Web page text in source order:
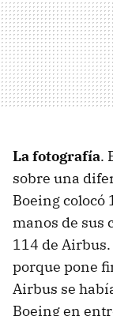
La fotografía.
sobre una
Boeing colocó
manos de sus
114 de
porque pone
Airbus se
Boeing en